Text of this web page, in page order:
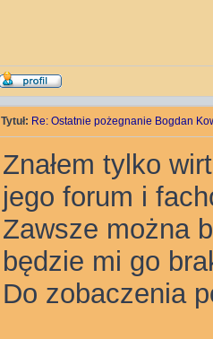
Tytuł: Re: Ostatnie pożegnanie Bogdan
Znałem tylko
jego forum i
Zawsze można
będzie mi go
Do zobaczenia